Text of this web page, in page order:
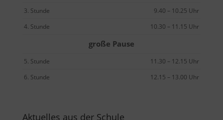
3. Stunde
9.40 – 10.25 Uhr
4. Stunde
10.30 – 11.15 Uhr
große Pause
5. Stunde
11.30 – 12.15 Uhr
6. Stunde
12.15 – 13.00 Uhr
Aktuelles aus der Schule